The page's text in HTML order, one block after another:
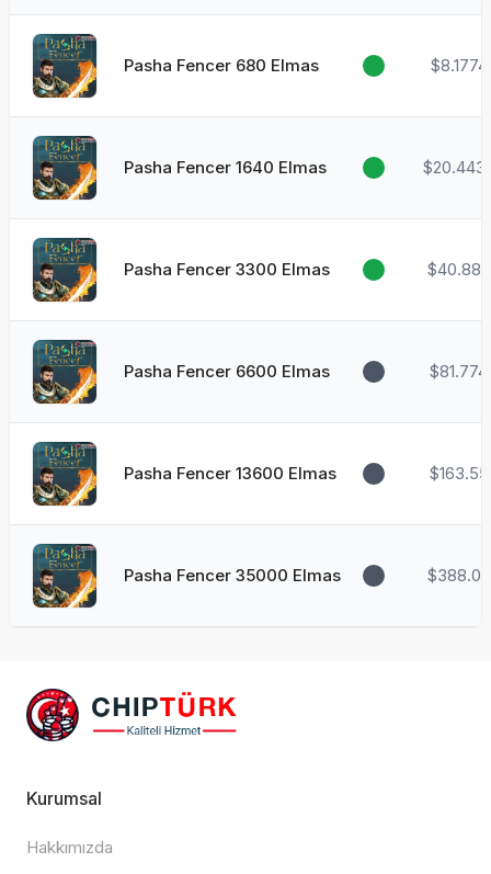
Pasha Fencer 680 Elmas $8.1774
Pasha Fencer 1640 Elmas
Pasha Fencer 3300 Elmas $40.887
Pasha Fencer 6600 Elmas $81.774
Pasha Fencer 13600 Elmas $163.55
Pasha Fencer 35000 Elmas $388.08
Kurumsal
Hakkımızda